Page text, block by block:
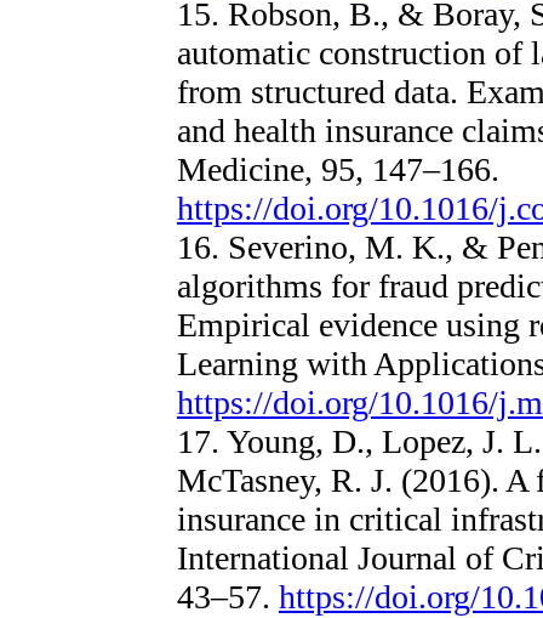
15. Robson, B., & Boray,
automatic construction of
from structured data.
and health insurance
Medicine, 95, 147–166.
https://doi.org/10.1016/
16. Severino, M. K., &
algorithms for fraud
Empirical evidence using
Learning with
https://doi.org/10.1016/
17. Young, D., Lopez, J.
McTasney, R. J. (2016).
insurance in critical
International Journal of
43–57. https://doi.org/